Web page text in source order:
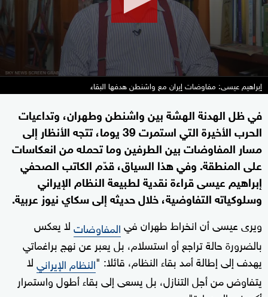
إبراهيم عيسى: مفاوضات إيران مع واشنطن هدفها البقاء
في ظل الهدنة الهشة بين واشنطن وطهران، وتداعيات
الحرب الأخيرة التي استمرت 39 يوما، تتجه الأنظار إلى
مسار المفاوضات بين الطرفين وما تحمله من انعكاسات
على المنطقة. وفي هذا السياق، قدّم الكاتب الصحفي
إبراهيم عيسى قراءة نقدية لطبيعة النظام الإيراني
وسلوكياته التفاوضية، خلال حديثه إلى سكاي نيوز عربية.
ويرى عيسى أن انخراط طهران فيالمفاوضاتلا يعكس
بالضرورة حالة تراجع أو استسلام، بل يعبر عن نهج براغماتي
يهدف إلى إطالة أمد بقاء النظام، قائلا: "النظام الإيرانيلا
يتفاوض من أجل التنازل، بل يسعى إلى بقاء أطول واستمرار